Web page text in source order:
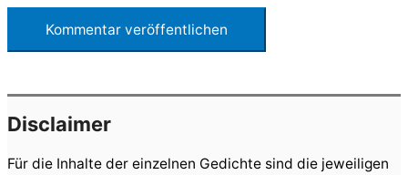
Disclaimer
Für die Inhalte der einzelnen Gedichte sind die jeweiligen